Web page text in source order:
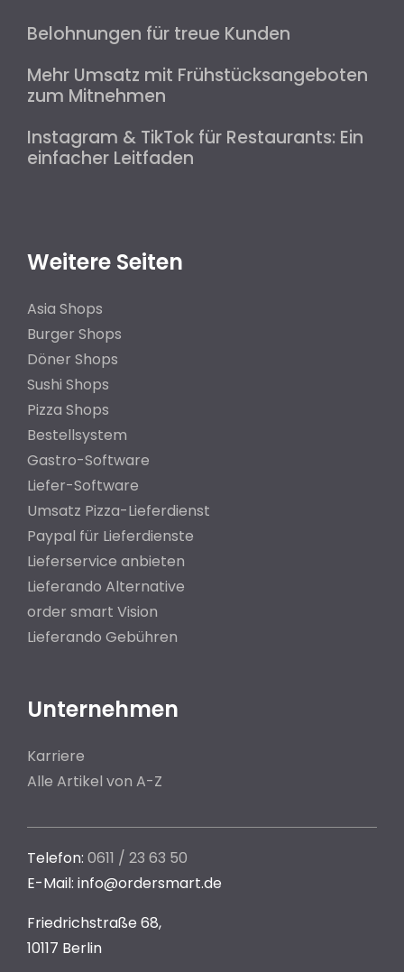
Belohnungen für treue Kunden
Mehr Umsatz mit Frühstücksangeboten
zum Mitnehmen
Instagram & TikTok für Restaurants: Ein
einfacher Leitfaden
Weitere Seiten
Asia Shops
Burger Shops
Döner Shops
Sushi Shops
Pizza Shops
Bestellsystem
Gastro-Software
Liefer-Software
Umsatz Pizza-Lieferdienst
Paypal für Lieferdienste
Lieferservice anbieten
Lieferando Alternative
order smart Vision
Lieferando Gebühren
Unternehmen
Karriere
Alle Artikel von A-Z
Telefon: 0611 / 23 63 50
E-Mail: info@ordersmart.de
Friedrichstraße 68,
10117 Berlin